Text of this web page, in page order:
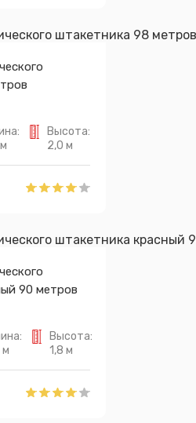
Высота:
2,0 м
90 метров
м
Высота:
1,8 м